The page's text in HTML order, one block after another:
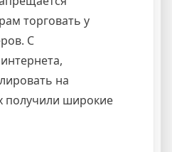
торговать у
С
на
получили широкие